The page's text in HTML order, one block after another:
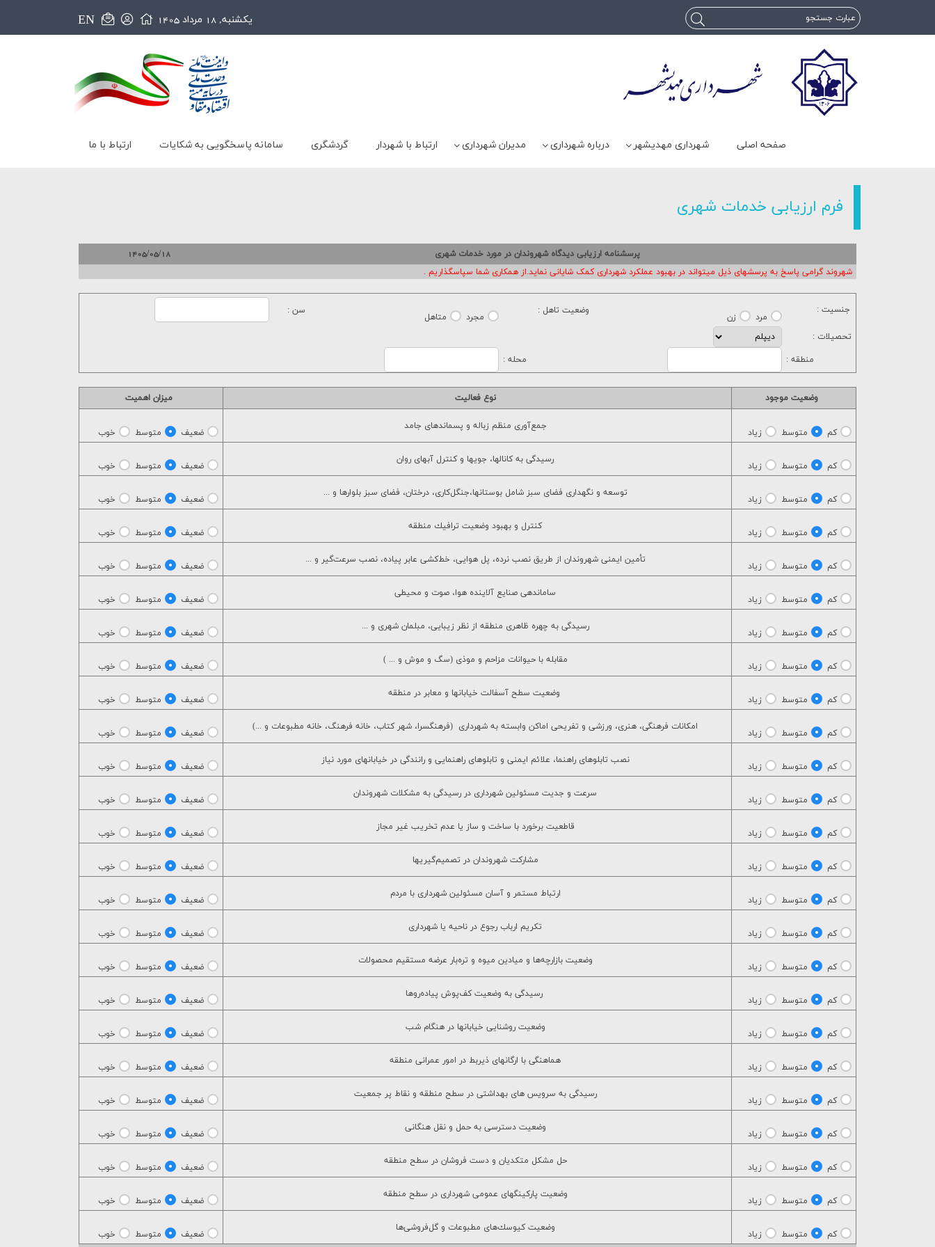
يکشنبه, 18 مرداد 1405 EN
صفحه اصلی شهرداری مهدیشهر درباره شهرداری مدیران شهرداری ارتباط با شهردار گردشگری سامانه پاسخگویی به شکایات ارتباط با ما
فرم ارزیابی خدمات شهری
پرسشنامه ارزيابى ديدگاه شهروندان در مورد خدمات شهرى
1405/05/18
شهروند گرامی پاسخ به پرسشهای ذیل میتواند در بهبود عملکرد شهرداری کمک شایانی نماید.از همکاری شما سپاسگذاریم .
جنسیت :
مرد زن
وضعیت تاهل :
مجرد متاهل
سن :
تحصیلات :
منطقه : محله :
وضعيت موجود نوع فعاليت ميزان اهميت
کم متوسط زیاد
جمع‌آوري منظم زباله و پسماندهاي جامد
ضعیف متوسط خوب
کم متوسط زیاد
رسيدگي به كانالها، جويها و كنترل آبهاي روان
ضعیف متوسط خوب
کم متوسط زیاد
توسعه و نگهداري فضاي سبز شامل بوستانها،جنگل‌كاري، درختان، فضاي سبز بلوارها و ...
ضعیف متوسط خوب
کم متوسط زیاد
كنترل و بهبود وضعيت ترافيك منطقه
ضعیف متوسط خوب
کم متوسط زیاد
تأمين ايمني شهروندان از طريق نصب نرده، پل هوايي، خط‌كشي عابر پياده، نصب سرعت‌گير و ...
ضعیف متوسط خوب
کم متوسط زیاد
ساماندهی صنايع آلاينده هوا، صوت و محيطي
ضعیف متوسط خوب
کم متوسط زیاد
رسيدگي به چهره ظاهري منطقه از نظر زيبايي، مبلمان شهري و ...
ضعیف متوسط خوب
کم متوسط زیاد
مقابله با حيوانات مزاحم و موذي (سگ و موش و ... )
ضعیف متوسط خوب
کم متوسط زیاد
وضعيت سطح آسفالت خيابانها و معابر در منطقه
ضعیف متوسط خوب
کم متوسط زیاد
امكانات فرهنگي، هنري، ورزشي و تفريحي اماكن وابسته به شهرداري (فرهنگسرا، شهر كتاب، خانه فرهنگ، خانه مطبوعات و ...)
ضعیف متوسط خوب
کم متوسط زیاد
نصب تابلوهاي راهنما، علائم ايمني و تابلوهاي راهنمايي و رانندگي در خيابانهاي مورد نياز
ضعیف متوسط خوب
کم متوسط زیاد
سرعت و جديت مسئولين شهرداري در رسيدگي به مشكلات شهروندان
ضعیف متوسط خوب
کم متوسط زیاد
قاطعيت برخورد با ساخت و ساز يا عدم تخريب غير مجاز
ضعیف متوسط خوب
کم متوسط زیاد
مشارکت شهروندان در تصميم‌گيريها
ضعیف متوسط خوب
کم متوسط زیاد
ارتباط مستمر و آسان مسئولين شهرداري با مردم
ضعیف متوسط خوب
کم متوسط زیاد
تکریم ارباب رجوع در ناحيه يا شهرداري
ضعیف متوسط خوب
کم متوسط زیاد
وضعيت بازارچه‌ها و ميادين ميوه و تره‌بار عرضه مستقيم محصولات
ضعیف متوسط خوب
کم متوسط زیاد
رسيدگي به وضعيت كف‌پوش پياده‌روها
ضعیف متوسط خوب
کم متوسط زیاد
وضعيت روشنايي خيابانها در هنگام شب
ضعیف متوسط خوب
کم متوسط زیاد
هماهنگي با ارگانهاي ذيربط در امور عمراني منطقه
ضعیف متوسط خوب
کم متوسط زیاد
رسيدگي به سرويس هاي بهداشتي در سطح منطقه و نقاط پر جمعيت
ضعیف متوسط خوب
کم متوسط زیاد
وضعيت دسترسي به حمل و نقل هنگاني
ضعیف متوسط خوب
کم متوسط زیاد
حل مشكل متكديان و دست فروشان در سطح منطقه
ضعیف متوسط خوب
کم متوسط زیاد
وضعيت پاركينگهاي عمومي شهرداري در سطح منطقه
ضعیف متوسط خوب
کم متوسط زیاد
وضعيت كيوسك‌هاي مطبوعات و گل‌فروشي‌ها
ضعیف متوسط خوب